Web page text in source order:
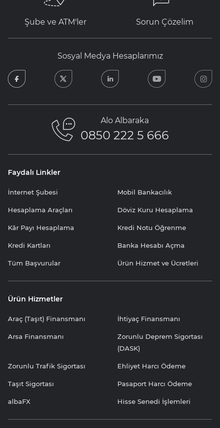
Şube ve ATM'ler Sorun Çözelim
Sosyal Medya Hesaplarımız
facebook
Alo Albaraka
0850 222 5 666
Faydalı Linkler
İnternet Şubesi Mobil Bankacılık
Hesaplama Araçları Döviz Kuru Hesaplama
Kâr Payı Hesaplama Kredi Notu Öğrenme
Kredi Kartları Banka Hesabı Açma
Tüm Başvurular Ürün Hizmet ve Ücretleri
Ürün Hizmetler
Araç (Taşıt) Finansmanı İhtiyaç Finansmanı
Arsa Finansmanı
Zorunlu Deprem Sigortası
(DASK)
Zorunlu Trafik Sigortası Ehliyet Harcı Ödeme
Taşıt Sigortası Pasaport Harcı Ödeme
albaFX Hisse Senedi İşlemleri